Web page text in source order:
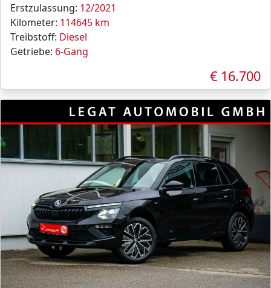
Erstzulassung: 12/2021
Kilometer: 114645 km
Treibstoff: Diesel
Getriebe: 6-Gang
€ 16.700